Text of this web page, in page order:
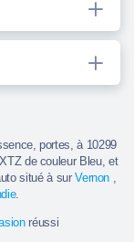
portes, à 10299
de couleur Bleu, et
situé à surVernon ,
.
réussi